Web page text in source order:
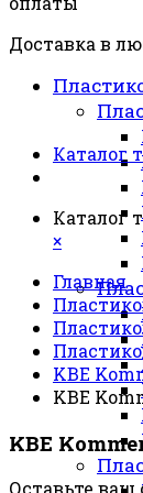
Доставка в
Каталог
Каталог
×
Главная
KBE
KBE
KBE